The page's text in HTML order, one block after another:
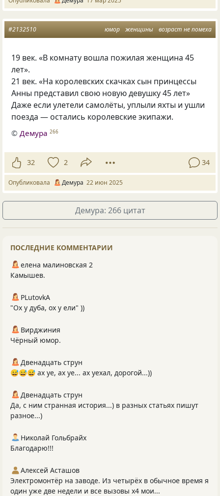
юмор женщины возраст не помеха
#2132510
19 век. «В комнату вошла пожилая женщина 45
лет».
21 век. «На королевских скачках сын принцессы
Анны представил свою новую девушку 45 лет»
Даже если улетели самолёты, уплыли яхты и ушли
поезда — остались королевские экипажи.
© Демура 266
32 2 34
Опубликовала Демура 22 июн 2025
Демура: 266 цитат
ПОСЛЕДНИЕ КОММЕНТАРИИ
елена малиновская 2
Камышев.
PLutоvkА
"Ох у дуба, ох у ели" ))
Вирджиния
Чёрный юмор.
Двенадцать струн
😅😅😅 ах уе, ах уе... ах уехал, дорогой...))
Двенадцать струн
Да, с ним странная история...) в разных статьях пишут
разное...)
Николай Гольбрайх
Благодарю!!!
Алексей Асташов
Электромонтёр на заводе. Из четырёх в обычное время я
один уже две недели и все вызовы х4 мои...